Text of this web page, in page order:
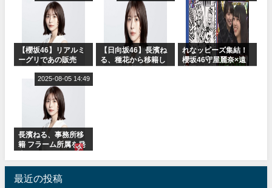
【櫻坂46】リアルミ
ーグリであの販売
Break』オフィシャ
ルグッズ解禁
【日向坂46】長濱ね
る、種花から移籍し
れなッピーズ集結！
櫻坂46守屋麗奈×遠
長濱ねる、事務所移
籍 フラーム所属を発
2025-08-05 14:49
最近の投稿